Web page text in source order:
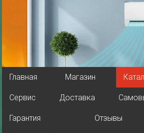
Главная Магазин
Сервис Доставка
Гарантия Отзывы